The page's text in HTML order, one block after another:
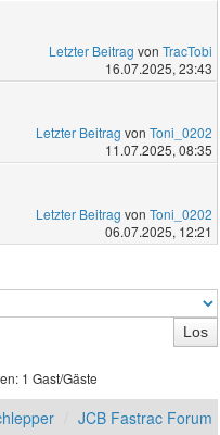
Letzter Beitrag von TracTobi
16.07.2025, 23:43
Letzter Beitrag von Toni_0202
11.07.2025, 08:35
Letzter Beitrag von Toni_0202
06.07.2025, 12:21
1 Gast/Gäste
JCB Fastrac Forum